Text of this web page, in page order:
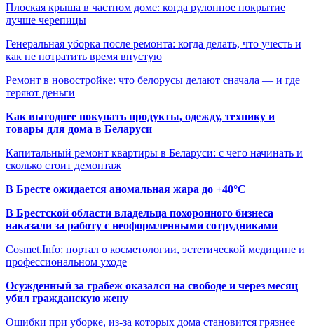
Плоская крыша в частном доме: когда рулонное покрытие
лучше черепицы
Генеральная уборка после ремонта: когда делать, что учесть и
как не потратить время впустую
Ремонт в новостройке: что белорусы делают сначала — и где
теряют деньги
Как выгоднее покупать продукты, одежду, технику и
товары для дома в Беларуси
Капитальный ремонт квартиры в Беларуси: с чего начинать и
сколько стоит демонтаж
В Бресте ожидается аномальная жара до +40°C
В Брестской области владельца похоронного бизнеса
наказали за работу с неоформленными сотрудниками
Cosmet.Info: портал о косметологии, эстетической медицине и
профессиональном уходе
Осужденный за грабеж оказался на свободе и через месяц
убил гражданскую жену
Ошибки при уборке, из-за которых дома становится грязнее